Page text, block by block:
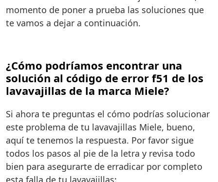
momento de poner a prueba las soluciones que
te vamos a dejar a continuación.
¿Cómo podríamos encontrar una
solución al código de error f51 de los
lavavajillas de la marca Miele?
Si ahora te preguntas el cómo podrías solucionar
este problema de tu lavavajillas Miele, bueno,
aquí te tenemos la respuesta. Por favor sigue
todos los pasos al pie de la letra y revisa todo
bien para asegurarte de erradicar por completo